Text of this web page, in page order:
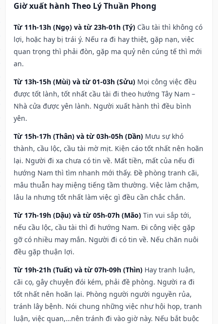
Giờ xuất hành Theo Lý Thuần Phong
Từ 11h-13h (Ngọ) và từ 23h-01h (Tý) Cầu tài thì không có
lợi, hoặc hay bị trái ý. Nếu ra đi hay thiệt, gặp nạn, việc
quan trọng thì phải đòn, gặp ma quỷ nên cúng tế thì mới
an.
Từ 13h-15h (Mùi) và từ 01-03h (Sửu) Mọi công việc đều
được tốt lành, tốt nhất cầu tài đi theo hướng Tây Nam –
Nhà cửa được yên lành. Người xuất hành thì đều bình
yên.
Từ 15h-17h (Thân) và từ 03h-05h (Dần) Mưu sự khó
thành, cầu lộc, cầu tài mờ mịt. Kiện cáo tốt nhất nên hoãn
lại. Người đi xa chưa có tin về. Mất tiền, mất của nếu đi
hướng Nam thì tìm nhanh mới thấy. Đề phòng tranh cãi,
mâu thuẫn hay miệng tiếng tầm thường. Việc làm chậm,
lâu la nhưng tốt nhất làm việc gì đều cần chắc chắn.
Từ 17h-19h (Dậu) và từ 05h-07h (Mão) Tin vui sắp tới,
nếu cầu lộc, cầu tài thì đi hướng Nam. Đi công việc gặp
gỡ có nhiều may mắn. Người đi có tin về. Nếu chăn nuôi
đều gặp thuận lợi.
Từ 19h-21h (Tuất) và từ 07h-09h (Thìn) Hay tranh luận,
cãi cọ, gây chuyện đói kém, phải đề phòng. Người ra đi
tốt nhất nên hoãn lại. Phòng người người nguyền rủa,
tránh lây bệnh. Nói chung những việc như hội họp, tranh
luận, việc quan,…nên tránh đi vào giờ này. Nếu bắt buộc